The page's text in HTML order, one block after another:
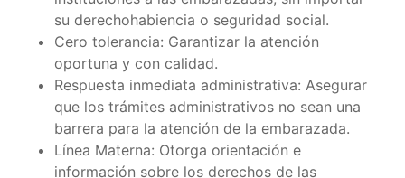
su derechohabiencia o seguridad social.
Cero tolerancia: Garantizar la atención
oportuna y con calidad.
Respuesta inmediata administrativa: Asegurar
que los trámites administrativos no sean una
barrera para la atención de la embarazada.
Línea Materna: Otorga orientación e
información sobre los derechos de las